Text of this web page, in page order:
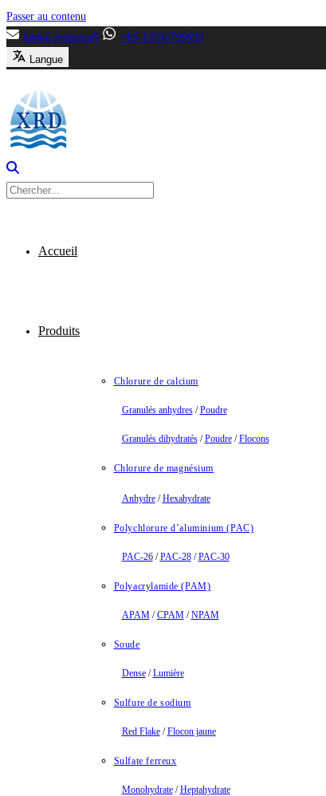
Passer au contenu
[email protected]
+86-13356799699
Langue
Accueil
Produits
Chlorure de calcium
Granulés anhydres/Poudre
Granulés dihydratés/Poudre/Flocons
Chlorure de magnésium
Anhydre/Hexahydrate
Polychlorure d’aluminium (PAC)
PAC-26/PAC-28/PAC-30
Polyacrylamide (PAM)
APAM/CPAM/NPAM
Soude
Dense/Lumière
Sulfure de sodium
Red Flake/Flocon jaune
Sulfate ferreux
Monohydrate/Heptahydrate